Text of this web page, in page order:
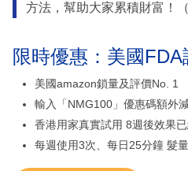
方法，幫助大家累積財富！
限時優惠：美國
美國amazon鎖量及評價No. 1
輸入「NMG100」優惠碼額外
香港用家真實試用 8週後效果
每週使用3次、每日25分鐘 髮